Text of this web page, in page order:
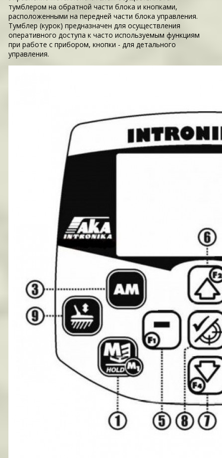
тумблером на обратной части блока и кнопками,
расположенными на передней части блока управления.
Тумблер (курок) предназначен для осуществления
оперативного доступа к часто используемым функциям
при работе с прибором, кнопки - для детального
управления.